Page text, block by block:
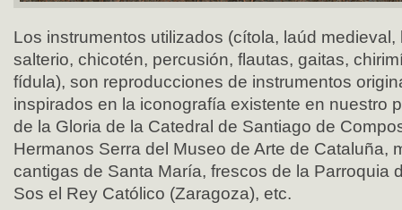
Los instrumentos utilizados (cítola, laúd medieval,
salterio, chicotén, percusión, flautas, gaitas,
fídula), son reproducciones de instrumentos
inspirados en la iconografía existente en nuestro
de la Gloria de la Catedral de Santiago de
Hermanos Serra del Museo de Arte de Cataluña,
cantigas de Santa María, frescos de la Parroquia
Sos el Rey Católico (Zaragoza), etc.